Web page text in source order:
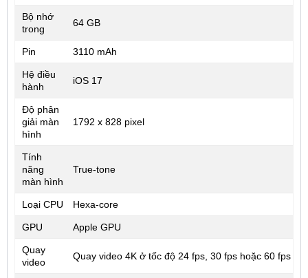
Bộ nhớ
trong
64 GB
Pin 3110 mAh
Hệ điều
hành
iOS 17
Độ phân
giải màn
hình
1792 x 828 pixel
Tính
năng
màn hình
True-tone
Loại CPU Hexa-core
GPU Apple GPU
Quay
video
Quay video 4K ở tốc độ 24 fps, 30 fps hoặc 60 fps